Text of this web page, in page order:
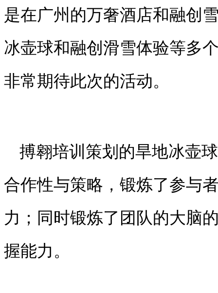
是在广州的万奢酒店和融创
冰壶球和融创滑雪体验等多
非常期待此次的活动。
搏翱培训策划的旱地冰壶
合作性与策略，锻炼了参与
力；同时锻炼了团队的大脑
握能力。